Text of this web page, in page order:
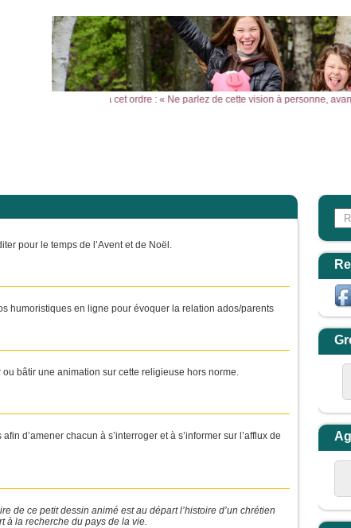
Jésus leur donna cet ordre : « Ne parlez de cette vision à personne,
pour le temps de l’Avent et de Noël.
humoristiques en ligne pour évoquer la relation ados/parents
bâtir une animation sur cette religieuse hors norme.
d’amener chacun à s’interroger et à s’informer sur l’afflux de
de ce petit dessin animé est au départ l’histoire d’un chrétien
à la recherche du pays de la vie.